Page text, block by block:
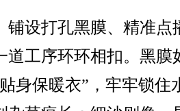
设打孔黑膜、精准点
工序环环相扣。黑膜
身保暖衣”，牢牢锁住